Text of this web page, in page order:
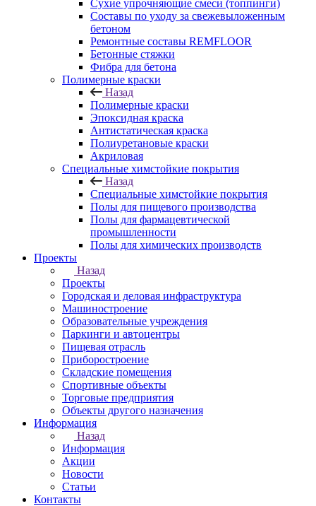
Сухие упрочняющие смеси (топпинги)
Составы по уходу за свежевыложенным
бетоном
Ремонтные составы REMFLOOR
Бетонные стяжки
Фибра для бетона
Полимерные краски
Назад
Полимерные краски
Эпоксидная краска
Антистатическая краска
Полиуретановые краски
Акриловая
Специальные химстойкие покрытия
Назад
Специальные химстойкие покрытия
Полы для пищевого производства
Полы для фармацевтической
промышленности
Полы для химических производств
Проекты
Назад
Проекты
Городская и деловая инфраструктура
Машиностроение
Образовательные учреждения
Паркинги и автоцентры
Пищевая отрасль
Приборостроение
Складские помещения
Спортивные объекты
Торговые предприятия
Объекты другого назначения
Информация
Назад
Информация
Акции
Новости
Статьи
Контакты